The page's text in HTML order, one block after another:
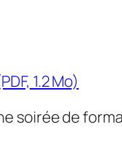
1.2 Mo)
soirée de